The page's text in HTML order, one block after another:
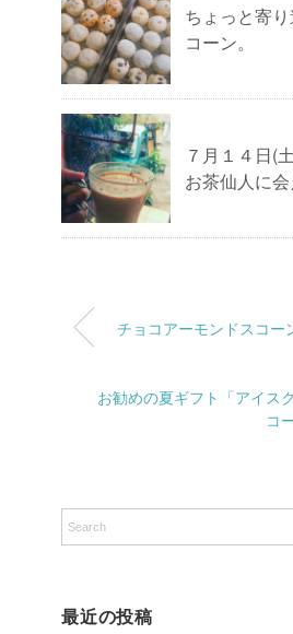
ちょっと寄
コーン。
７月１４日(
お茶仙人に
チョコアーモンドスコー
お勧めの夏ギフト「アイス
コ
最近の投稿